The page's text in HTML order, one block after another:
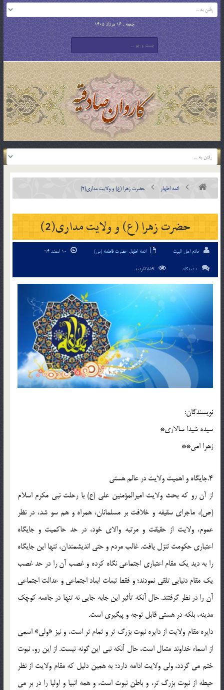
جمعه , 16 مرداد 1405
ائمه اطهار حضرت زهرا (ع) و ولایت مداری(2)
حضرت زهرا (ع) و ولایت مداری(2)
خادم اهل البیت ائمه اطهار, حضرت فاطمه (س)
0 دیدگاه
نویسندگان:
سیده شیدا سالاری*
زهرا امی**
4.جایگاه و اهمیت ولایت در عالم هستی
از آن رو که بحث ولایت امیرالمؤمنین علی (ع) با رحلت نبی مکرم اسلام
(ص)، ماجرای سقیفه و خلافت بر مسلمانان، همراه و هم سو شد، در نظر
عموم، ولایت از حقیقت و مرتبه والای خود، در حد حاکمیت و جایگاه
اعتباری حکومت تنزل یافت. غالب مردم و حتی اندیشمندان، تنها این جایگاه
را به دید یک مقام اعتباری اجتماعی نگاه کرده و غصب آن را در حد غصب
یک مقام دنیایی تلقی نمودند؛ و فقط تبعات ابعاد اجتماعی و عدالت اجتماعی
آن را در نظر گرفتند. حال آنکه تأثیر این جابه جایی نه تنها در جامعه کوچک
مدینه، بلکه در هستی قابل توجه و پیگیری است.
دایره مقام ولایت از دایره نبوت بزرگ تر و تمام تر است، و نیز «ولی» اسمی
از اسماء خداوند متعال است، حال آنکه نبی این گونه نیست. از این رو، نبوت
ختم می گردد، ولی ولایت ادامه دارد؛ به همین دلیل که مقام ولایت از نظر
حیطه از نبوت بزرگ تر، و باطن نبوت است، و همه انبیا و اولیا را در بر می